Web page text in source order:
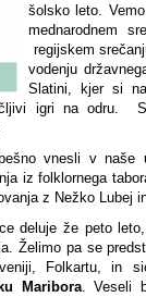
šolsko leto.
mednarodnem
regijskem
vodenju
Slatini, kjer si
igri na odru.
vnesli v naše
iz folklornega
z Nežko Lubej
deluje že peto
Želimo pa se
Folkartu, in
Maribora. Veseli